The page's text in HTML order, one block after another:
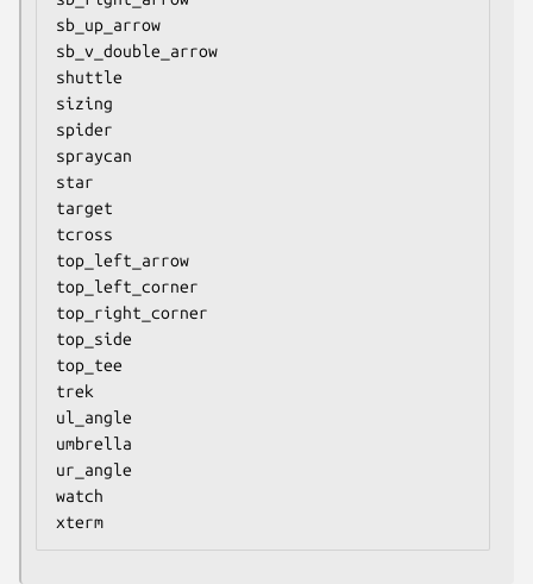
sb_up_arrow
sb_v_double_arrow
shuttle
sizing
spider
spraycan
star
target
tcross
top_left_arrow
top_left_corner
top_right_corner
top_side
top_tee
trek
ul_angle
umbrella
ur_angle
watch
xterm